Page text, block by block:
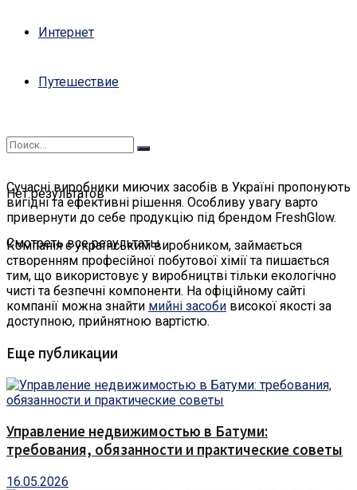
Интернет
Путешествие
Нет результатов
Смотреть все результаты
Сучасні виробники миючих засобів в Україні пропонують
вигідні та ефективні рішення. Особливу увагу варто
привернути до себе продукцію під брендом FreshGlow.
Компанія є українським виробником, займається
створенням професійної побутової хімії та пишається
тим, що використовує у виробництві тільки екологічно
чисті та безпечні компоненти. На офіційному сайті
компанії можна знайти мийні засоби високої якості за
доступною, прийнятною вартістю.
Еще публикации
Управление недвижимостью в Батуми:
требования, обязанности и практические советы
16.05.2026